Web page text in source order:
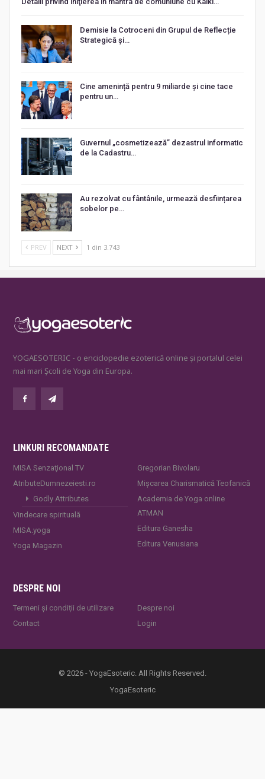
Demisie la Cotroceni din Grupul de Reflecție
Strategică și…
Cine amenință pentru 9 miliarde și cine tace
pentru un…
Guvernul „cosmetizează” dezastrul informatic
de la Cadastru…
Au rezolvat cu fântânile, urmează desființarea
sobelor pe…
PREV NEXT 1 din 3.743
YOGAESOTERIC - o enciclopedie ezoterică online și portalul celei
mai mari Școli de Yoga din Europa.
LINKURI RECOMANDATE
MISA Senzaţional TV
AtributeDumnezeiesti.ro
Godly Attributes
Vindecare spirituală
MISA.yoga
Yoga Magazin
Gregorian Bivolaru
Mișcarea Charismatică Teofanică
Academia de Yoga online
ATMAN
Editura Ganesha
Editura Venusiana
DESPRE NOI
Termeni și condiții de utilizare
Contact
Despre noi
Login
© 2026 - YogaEsoteric. All Rights Reserved.
YogaEsoteric